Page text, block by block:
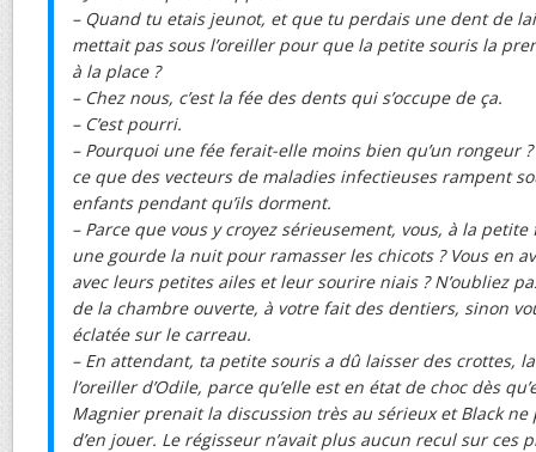
– Quand tu etais jeunot, et que tu perdais une dent de
mettait pas sous l’oreiller pour que la petite souris la
à la place ?
– Chez nous, c’est la fée des dents qui s’occupe de ça.
– C’est pourri.
– Pourquoi une fée ferait-elle moins bien qu’un rongeur
ce que des vecteurs de maladies infectieuses rampent
enfants pendant qu’ils dorment.
– Parce que vous y croyez sérieusement, vous, à la
une gourde la nuit pour ramasser les chicots ? Vous en
avec leurs petites ailes et leur sourire niais ? N’oubliez
de la chambre ouverte, à votre fait des dentiers, sinon
éclatée sur le carreau.
– En attendant, ta petite souris a dû laisser des crottes,
l’oreiller d’Odile, parce qu’elle est en état de choc dès
Magnier prenait la discussion très au sérieux et Black ne
d’en jouer. Le régisseur n’avait plus aucun recul sur ces